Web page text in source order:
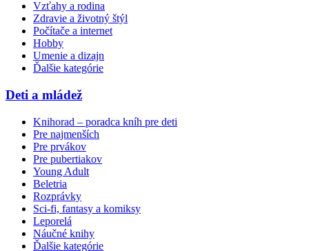
Vzťahy a rodina
Zdravie a životný štýl
Počítače a internet
Hobby
Umenie a dizajn
Ďalšie kategórie
Deti a mládež
Knihorad – poradca kníh pre deti
Pre najmenších
Pre prvákov
Pre pubertiakov
Young Adult
Beletria
Rozprávky
Sci-fi, fantasy a komiksy
Leporelá
Náučné knihy
Ďalšie kategórie